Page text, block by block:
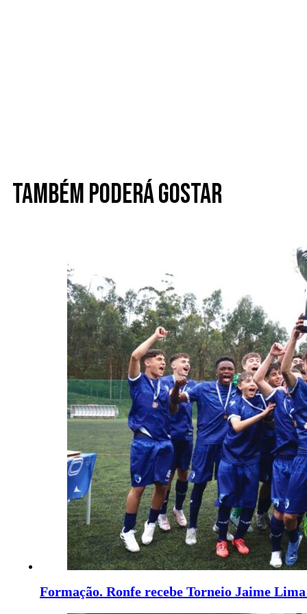
Também poderá gostar
Formação. Ronfe recebe Torneio Jaime